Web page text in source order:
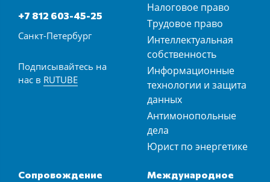
+7 812 603-45-25
Санкт-Петербург
Подписывайтесь на
нас в RUTUBE
Налоговое право
Трудовое право
Интеллектуальная
собственность
Информационные
технологии и защита
данных
Антимонопольные
дела
Юрист по энергетике
Сопровождение
Международное